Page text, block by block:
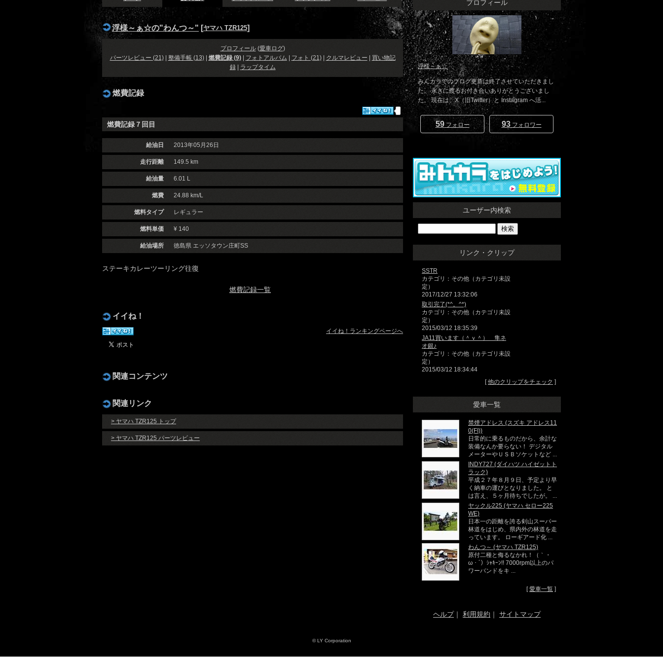
浮様～ぁ☆の"わんつ～" [ヤマハ TZR125]
プロフィール(愛車ログ)
パーツレビュー (21)| 整備手帳 (13)| 燃費記録 (9)| フォトアルバム フォト (21)| クルマレビュー
買い物記
録| ラップタイム
燃費記録
燃費記録７回目
給油日 2013年05月26日
走行距離 149.5 km
給油量 6.01 L
燃費 24.88 km/L
燃料タイプ レギュラー
燃料単価 ¥ 140
給油場所 徳島県 エッソタウン庄町SS
ステーキカレーツーリング往復
燃費記録一覧
イイね！
イイね！ランキングページへ
関連コンテンツ
関連リンク
> ヤマハ TZR125 トップ
> ヤマハ TZR125 パーツレビュー
プロフィール
浮様～ぁ☆
みんカラでのブログ更新は終了させていただきまし
た。 永きに渡るお付き合いありがとうございまし
た。 現在は、X（旧Twitter）と Instagram へ活...
59フォロー 93フォロワー
ユーザー内検索
リンク・クリップ
SSTR
カテゴリ：その他（カテゴリ未設
定）
2017/12/27 13:32:06
取引完了(*^。^*)
カテゴリ：その他（カテゴリ未設
定）
2015/03/12 18:35:39
JA11買います（＾ｖ＾） 隼ネ
オ銀♪
カテゴリ：その他（カテゴリ未設
定）
2015/03/12 18:34:44
[他のクリップをチェック ]
愛車一覧
禁煙アドレス (スズキ アドレス11
0(FI))
日常的に乗るものだから、余計な
装備なんか要らない！ デジタル
メーターやＵＳＢソケットなど ...
INDY727 (ダイハツ ハイゼットト
ラック)
平成２７年８月９日、予定より早
く納車の運びとなりました。 と
は言え、５ヶ月待ちでしたが。 ...
ヤックル225 (ヤマハ セロー225
WE)
日本一の距離を誇る剣山スーパー
林道をはじめ、県内外の林道を走
っています。 ローギアード化 ...
わんつ～ (ヤマハ TZR125)
原付二種と侮るなかれ！（｀・
ω・´）ｼｬｷｰﾝ!! 7000rpm以上のパ
ワーバンドをキ ...
[愛車一覧 ]
ヘルプ｜ 利用規約 ｜ サイトマップ
© LY Corporation